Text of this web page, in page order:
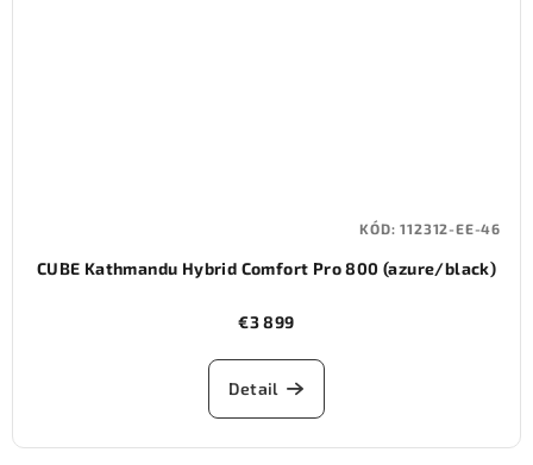
CUBE Kathmandu Hybrid Comfort Pro 800 (azure/black)
€3 899
Detail
KÓD:112312-EE-46